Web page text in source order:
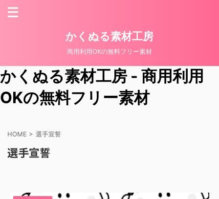
かくぬる素材工房
商用利用OKの無料フリー素材
かくぬる素材工房 - 商用利用
OKの無料フリー素材
HOME > 選手宣誓
選手宣誓